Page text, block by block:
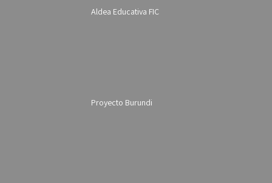
Aldea Educativa FIC
Proyecto Burundi